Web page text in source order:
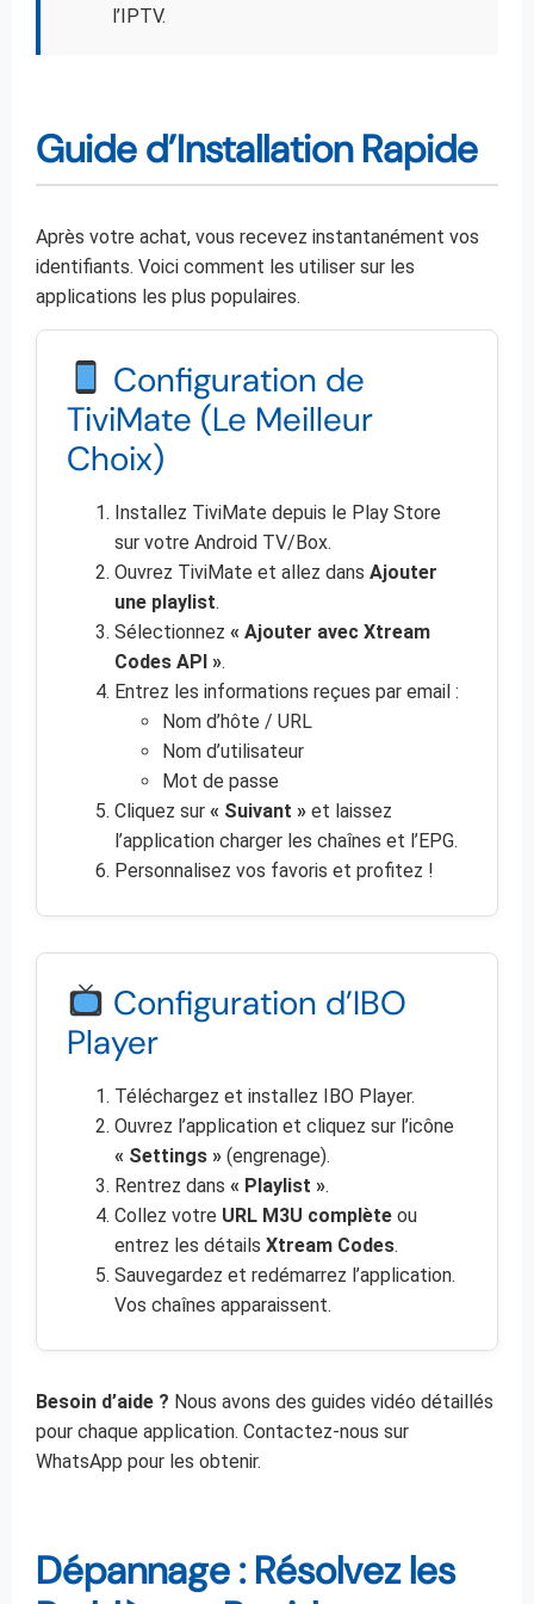
l’IPTV.
Guide d’Installation Rapide
Après votre achat, vous recevez instantanément vos
identifiants. Voici comment les utiliser sur les
applications les plus populaires.
Configuration de
TiviMate (Le Meilleur
Choix)
Installez TiviMate depuis le Play Store
sur votre Android TV/Box.
Ouvrez TiviMate et allez dans Ajouter
une playlist.
Sélectionnez « Ajouter avec Xtream
Codes API ».
Entrez les informations reçues par email :
Nom d’hôte / URL
Nom d’utilisateur
Mot de passe
Cliquez sur « Suivant » et laissez
l’application charger les chaînes et l’EPG.
Personnalisez vos favoris et profitez !
Configuration d’IBO
Player
Téléchargez et installez IBO Player.
Ouvrez l’application et cliquez sur l’icône
« Settings » (engrenage).
Rentrez dans « Playlist ».
Collez votre URL M3U complète ou
entrez les détails Xtream Codes.
Sauvegardez et redémarrez l’application.
Vos chaînes apparaissent.
Besoin d’aide ? Nous avons des guides vidéo détaillés
pour chaque application. Contactez-nous sur
WhatsApp pour les obtenir.
Dépannage : Résolvez les